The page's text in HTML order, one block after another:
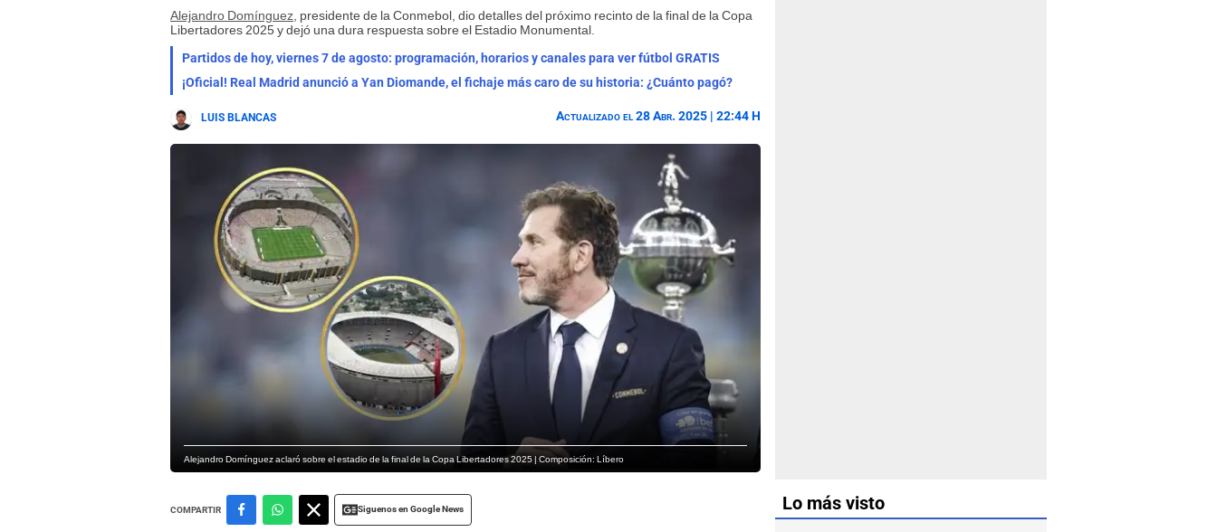
Alejandro Domínguez , presidente de la Conmebol, dio detalles del próximo recinto de la final de la Copa
Libertadores 2025 y dejó una dura respuesta sobre el Estadio Monumental.
Partidos de hoy, viernes 7 de agosto: programación, horarios y canales para ver fútbol GRATIS
¡Oficial! Real Madrid anunció a Yan Diomande, el fichaje más caro de su historia: ¿Cuánto pagó?
LUIS BLANCAS Actualizado el 28 Abr. 2025 | 22:44 H
Alejandro Domínguez aclaró sobre el estadio de la final de la Copa Libertadores 2025 | Composición: Líbero
COMPARTIR Siguenos en Google News Lo más visto